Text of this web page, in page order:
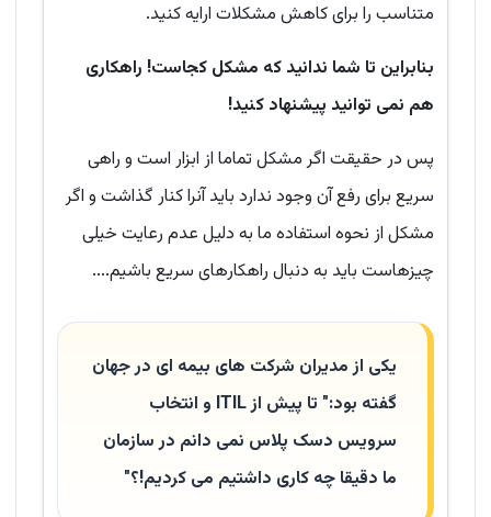
متناسب را برای کاهش مشکلات ارایه کنید.
بنابراین تا شما ندانید که مشکل کجاست! راهکاری
هم نمی توانید پیشنهاد کنید!
پس در حقیقت اگر مشکل تماما از ابزار است و راهی
سریع برای رفع آن وجود ندارد باید آنرا کنار گذاشت و اگر
مشکل از نحوه استفاده ما به دلیل عدم رعایت خیلی
چیزهاست باید به دنبال راهکارهای سریع باشیم....
یکی از مدیران شرکت های بیمه ای در جهان
گفته بود:" تا پیش از ITIL و انتخاب
سرویس دسک پلاس نمی دانم در سازمان
ما دقیقا چه کاری داشتیم می کردیم!؟"